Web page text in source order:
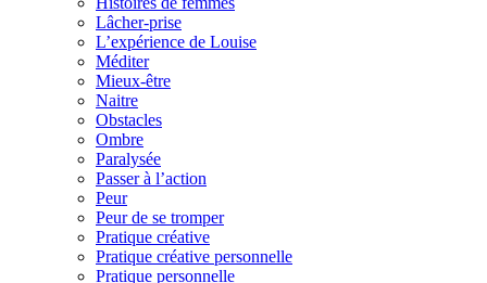
Lâcher-prise
L’expérience de Louise
Méditer
Mieux-être
Naitre
Obstacles
Ombre
Paralysée
Passer à l’action
Peur
Peur de se tromper
Pratique créative
Pratique créative personnelle
Pratique personnelle